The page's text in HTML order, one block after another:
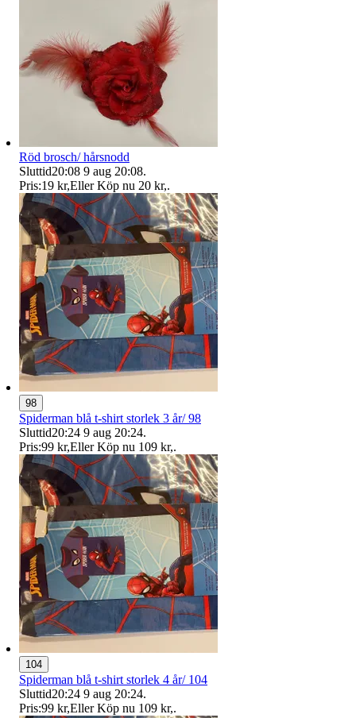
Röd brosch/ hårsnodd
Sluttid20:08 9 aug 20:08.
Pris:19 kr,Eller Köp nu 20 kr,.
98
Spiderman blå t-shirt storlek 3 år/ 98
Sluttid20:24 9 aug 20:24.
Pris:99 kr,Eller Köp nu 109 kr,.
104
Spiderman blå t-shirt storlek 4 år/ 104
Sluttid20:24 9 aug 20:24.
Pris:99 kr,Eller Köp nu 109 kr,.